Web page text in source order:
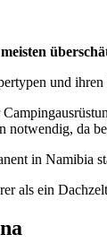
und
notwendig, da
in Namibia
als ein